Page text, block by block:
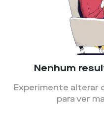
Nenhum
Experimente alterar
para ver